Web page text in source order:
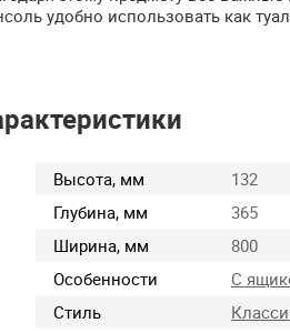
удобно использовать как
Высота, мм
132
Глубина, мм
365
Ширина, мм
800
Особенности
С
Стиль